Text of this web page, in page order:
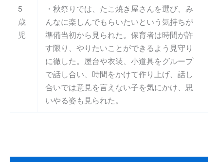
5
歳
児
・秋祭りでは、たこ焼き屋さんを選び、み
んなに楽しんでもらいたいという気持ちが
準備当初から見られた。保育者は時間が許
す限り、やりたいことができるよう見守り
に徹した。屋台や衣装、小道具をグループ
で話し合い、時間をかけて作り上げ、話し
合いでは意見を言えない子を気にかけ、思
いやる姿も見られた。